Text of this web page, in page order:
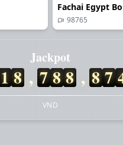
Fachai Egypt
98765
7,500,000 VND 🔥
thuong 700,000 VND 🎉
hoan tra 450,000 VND 💵
VND 💥
tra 600,000 VND 💵
Jackpot
18 , 851 , 90
VND